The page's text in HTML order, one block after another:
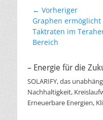
← Vorheriger
Vorheriger
Beitrag:
Graphen ermöglicht
Taktraten im
Bereich
– Energie für die
SOLARIFY, das
Nachhaltigkeit,
Erneuerbare Energien,